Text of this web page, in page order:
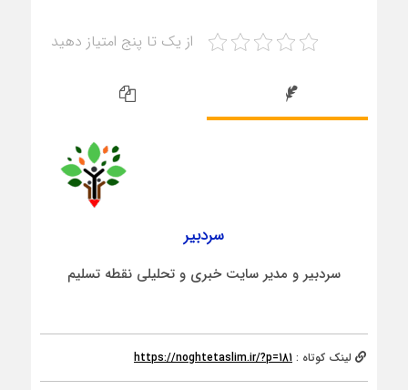
از یک تا پنج امتیاز دهید
سردبیر
سردبیر و مدیر سایت خبری و تحلیلی نقطه تسلیم
لینک کوتاه : https://noghtetaslim.ir/?p=181